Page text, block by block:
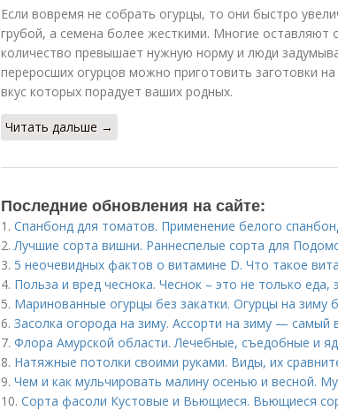
Если вовремя не собрать огурцы, то они быстро
грубой, а семена более жесткими. Многие оставляют
количество превышает нужную норму и люди
переросших огурцов можно приготовить заготовки на
вкус которых порадует ваших родных.
Читать дальше →
Последние обновления на сайте:
1. Спанбонд для томатов. Применение белого
2.Лучшие сорта вишни. Раннеспелые сорта для
3. 5 неочевидных фактов о витамине D. Что такое
4. Польза и вред чеснока. Чеснок – это не только еда,
5. Маринованные огурцы без закатки. Огурцы на зиму
6. Засолка огорода на зиму. Ассорти на зиму — самый
7. Флора Амурской области. Лечебные, съедобные и
8. Натяжные потолки своими руками. Виды, их
9. Чем и как мульчировать малину осенью и весной.
10. Сорта фасоли Кустовые и Вьющиеся. Вьющиеся